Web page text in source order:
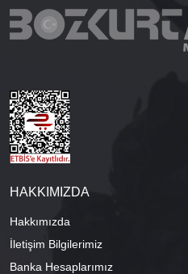
HAKKIMIZDA
Hakkımızda
İletişim Bilgilerimiz
Banka Hesaplarımız